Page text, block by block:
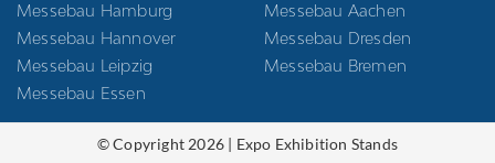
Messebau Hamburg
Messebau Hannover
Messebau Leipzig
Messebau Essen
Messebau Aachen
Messebau Dresden
Messebau Bremen
© Copyright 2026 | Expo Exhibition Stands